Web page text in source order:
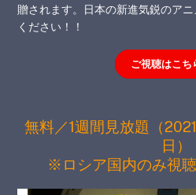
贈されます。日本の新進気鋭のア
ください！！
ご視聴はこち
無料／1週間見放題（
日）
※ロシア国内のみ視